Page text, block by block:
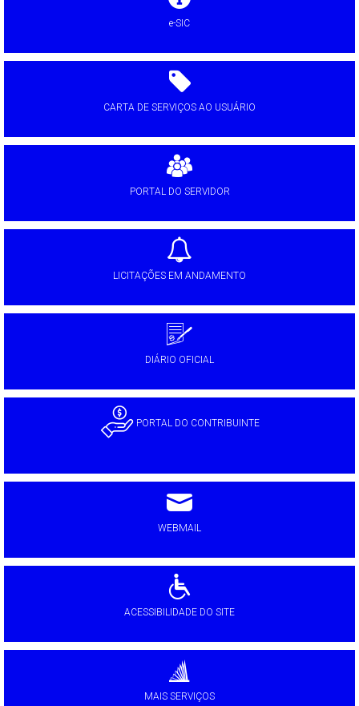
e-SIC
CARTA DE SERVIÇOS AO USUÁRIO
PORTAL DO SERVIDOR
LICITAÇÕES EM ANDAMENTO
DIÁRIO OFICIAL
PORTAL DO CONTRIBUINTE
WEBMAIL
ACESSIBILIDADE DO SITE
MAIS SERVIÇOS